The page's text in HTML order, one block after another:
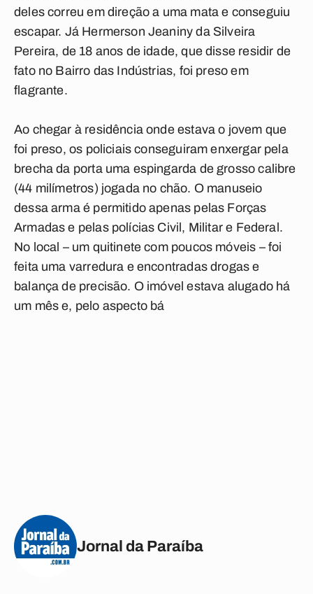
deles correu em direção a uma mata e conseguiu
escapar. Já Hermerson Jeaniny da Silveira
Pereira, de 18 anos de idade, que disse residir de
fato no Bairro das Indústrias, foi preso em
flagrante.
Ao chegar à residência onde estava o jovem que
foi preso, os policiais conseguiram enxergar pela
brecha da porta uma espingarda de grosso calibre
(44 milímetros) jogada no chão. O manuseio
dessa arma é permitido apenas pelas Forças
Armadas e pelas polícias Civil, Militar e Federal.
No local – um quitinete com poucos móveis – foi
feita uma varredura e encontradas drogas e
balança de precisão. O imóvel estava alugado há
um mês e, pelo aspecto bá
Jornal da Paraíba